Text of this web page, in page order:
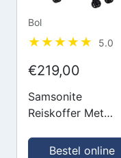
Bol
5.0
€219,00
Samsonite
Reiskoffer Met
Respark Spin. 55/
Bestel online